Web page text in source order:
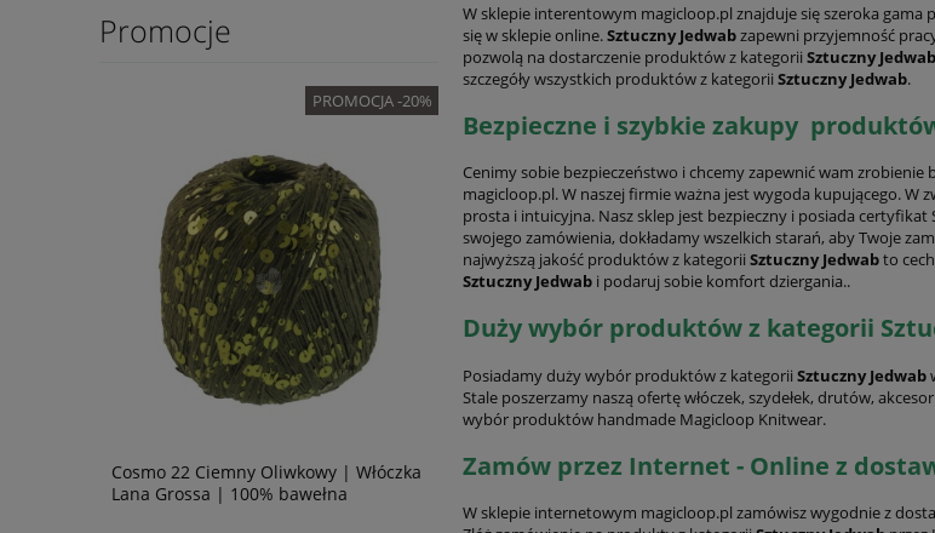
Promocje
PROMOCJA -20%
Cosmo 22 Ciemny Oliwkowy | Włóczka
Lana Grossa | 100% bawełna
Centofili 458 zielony Włóczka |
bawełna egipska
Koreka Rafia 84
W sklepie interentowym magicloop.pl znajduje się szeroka gama
się w sklepie online.Sztuczny Jedwabzapewni przyjemność
pozwolą na dostarczenie produktów z kategorii Sztuczny Jedwab
szczegóły wszystkich produktów z kategorii Sztuczny Jedwab.
Bezpieczne i szybkie zakupy
Cenimy sobie bezpieczeństwo i chcemy zapewnić wam
magicloop.pl. W naszej firmie ważna jest wygoda kupującego. W
prosta i intuicyjna. Nasz sklep jest bezpieczny i posiada
swojego zamówienia, dokładamy wszelkich starań, aby Twoje
najwyższą jakość produktów z kategorii Sztuczny Jedwabto
Sztuczny Jedwab i podaruj sobie komfort dziergania..
Duży wybór produktów z kategorii
Posiadamy duży wybór produktów z kategorii Sztuczny Jedwab
Stale poszerzamy naszą ofertę włóczek, szydełek, drutów,
wybór produktów handmade Magicloop Knitwear.
Zamów przez Internet - Online z
W sklepie internetowym magicloop.pl zamówisz wygodnie z